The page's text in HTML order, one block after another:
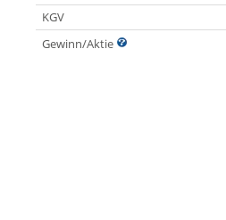
KGV
Gewinn/Aktie